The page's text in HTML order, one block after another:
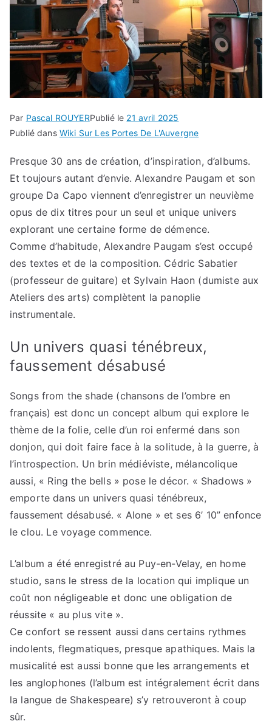
Par Pascal ROUYERPublié le 21 avril 2025
Publié dans Wiki Sur Les Portes De L'Auvergne
Presque 30 ans de création, d’inspiration, d’albums.
Et toujours autant d’envie. Alexandre Paugam et son
groupe Da Capo viennent d’enregistrer un neuvième
opus de dix titres pour un seul et unique univers
explorant une certaine forme de démence.
Comme d’habitude, Alexandre Paugam s’est occupé
des textes et de la composition. Cédric Sabatier
(professeur de guitare) et Sylvain Haon (dumiste aux
Ateliers des arts) complètent la panoplie
instrumentale.
Un univers quasi ténébreux,
faussement désabusé
Songs from the shade (chansons de l’ombre en
français) est donc un concept album qui explore le
thème de la folie, celle d’un roi enfermé dans son
donjon, qui doit faire face à la solitude, à la guerre, à
l’introspection. Un brin médiéviste, mélancolique
aussi, « Ring the bells » pose le décor. « Shadows »
emporte dans un univers quasi ténébreux,
faussement désabusé. « Alone » et ses 6’ 10” enfonce
le clou. Le voyage commence.
L’album a été enregistré au Puy-en-Velay, en home
studio, sans le stress de la location qui implique un
coût non négligeable et donc une obligation de
réussite « au plus vite ».
Ce confort se ressent aussi dans certains rythmes
indolents, flegmatiques, presque apathiques. Mais la
musicalité est aussi bonne que les arrangements et
les anglophones (l’album est intégralement écrit dans
la langue de Shakespeare) s’y retrouveront à coup
sûr.